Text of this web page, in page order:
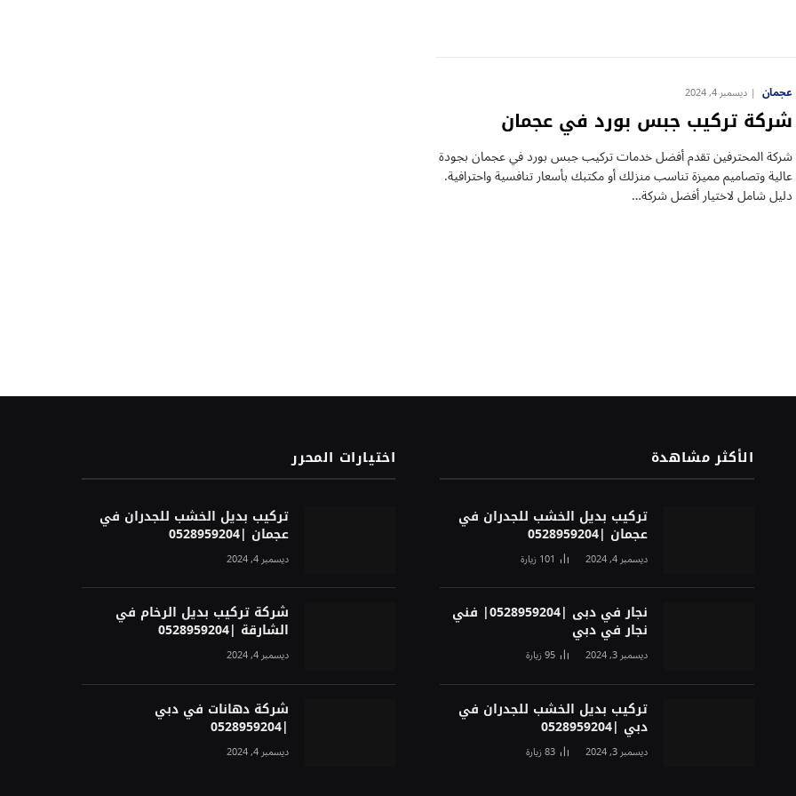
عجمان ديسمبر 4, 2024
شركة تركيب جبس بورد في عجمان
شركة المحترفين تقدم أفضل خدمات تركيب جبس بورد في عجمان بجودة
عالية وتصاميم مميزة تناسب منزلك أو مكتبك بأسعار تنافسية واحترافية.
دليل شامل لاختيار أفضل شركة…
الأكثر مشاهدة
تركيب بديل الخشب للجدران في
عجمان |0528959204
ديسمبر 4, 2024 101زيارة
نجار في دبى |0528959204| فني
نجار في دبي
ديسمبر 3, 2024 95زيارة
تركيب بديل الخشب للجدران في
دبي |0528959204
ديسمبر 3, 2024 83زيارة
اختيارات المحرر
تركيب بديل الخشب للجدران في
عجمان |0528959204
ديسمبر 4, 2024
شركة تركيب بديل الرخام في
الشارقة |0528959204
ديسمبر 4, 2024
شركة دهانات في دبي
|0528959204
ديسمبر 4, 2024